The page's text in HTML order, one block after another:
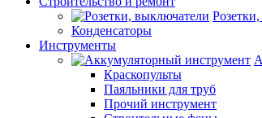
Конденсаторы
Инструменты
Краскопульты
Паяльники для труб
Прочий инструмент